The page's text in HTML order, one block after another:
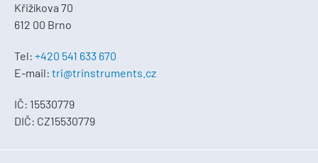
Křižíkova 70
612 00 Brno
Tel: +420 541 633 670
E-mail: tri@trinstruments.cz
IČ: 15530779
DIČ: CZ15530779